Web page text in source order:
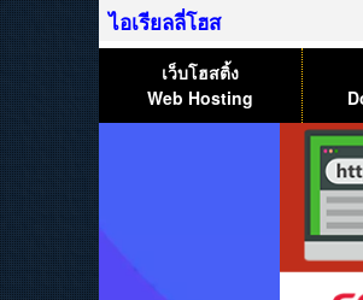
ไอเรียลลี่โฮส
เว็บโฮสติ้ง
Web Hosting